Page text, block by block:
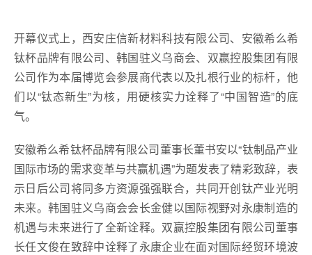
开幕仪式上，西安庄信新材料科技有限公司、安徽希么希
钛杯品牌有限公司、韩国驻义乌商会、双赢控股集团有限
公司作为本届博览会参展商代表以及扎根行业的标杆，他
们以“钛态新生”为核，用硬核实力诠释了“中国智造”的底
气。
安徽希么希钛杯品牌有限公司董事长董书安以“钛制品产业
国际市场的需求变革与共赢机遇”为题发表了精彩致辞，表
示日后公司将同多方资源强强联合，共同开创钛产业光明
未来。韩国驻义乌商会会长金健以国际视野对永康制造的
机遇与未来进行了全新诠释。双赢控股集团有限公司董事
长任文俊在致辞中诠释了永康企业在面对国际经贸环境波